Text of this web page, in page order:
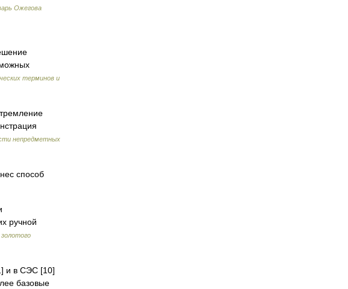
Ожегова
терминов и
непредметных
способ
ручной
и в СЭС [10]
базовые